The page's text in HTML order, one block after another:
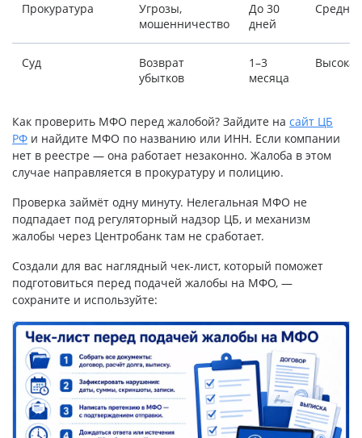
Прокуратура
Угрозы,
мошенничество
До 30
дней
Средняя
Суд
Возврат
убытков
1–3
месяца
Высокая
Как проверить МФО перед жалобой? Зайдите на сайт ЦБ
РФ и найдите МФО по названию или ИНН. Если компании
нет в реестре — она работает незаконно. Жалоба в этом
случае направляется в прокуратуру и полицию.
Проверка займёт одну минуту. Нелегальная МФО не
подпадает под регуляторный надзор ЦБ, и механизм
жалобы через Центробанк там не сработает.
Создали для вас наглядный чек-лист, который поможет
подготовиться перед подачей жалобы на МФО, —
сохраните и используйте: